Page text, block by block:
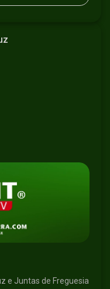
e Juntas de Freguesia